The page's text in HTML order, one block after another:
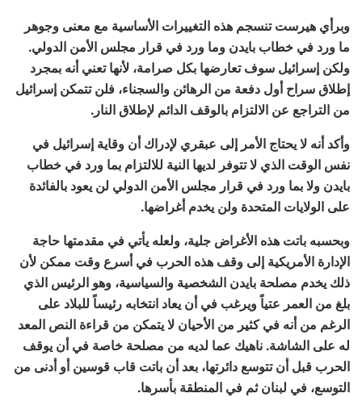
وبرأي هيرست تنسجم هذه التغييرات الأساسية مع معنى وجوهر
ما ورد في خطاب بايدن وما ورد في قرار مجلس الأمن الدولي.
ولكن إسرائيل سوف تعارضها بكل صرامة، لأنها تعني أنه بمجرد
إطلاق سراح أول دفعة من الرهائن والسجناء، فلن تتمكن إسرائيل
من التراجع عن الالتزام بالوقف الدائم لإطلاق النار.
وأكد أنه لا يحتاج الأمر إلى عبقري لإدراك أن وقاية إسرائيل في
نفس الوقت الذي لا تتوفر لديها النية للالتزام بما ورد في خطاب
بايدن ولا بما ورد في قرار مجلس الأمن الدولي لن يعود بالفائدة
على الولايات المتحدة ولن يخدم أغراضها.
وبحسبه باتت هذه الأغراض جلية، ولعله يأتي في مقدمتها حاجة
الإدارة الأمريكية إلى وقف هذه الحرب في أسرع وقت ممكن لأن
ذلك يخدم مصلحة بايدن الشخصية والسياسية، وهو الرئيس الذي
بلغ من العمر عتياً ويرغب في أن يعاد انتخابه رئيساً للبلاد على
الرغم من أنه في كثير من الأحيان لا يتمكن من قراءة النص المعد
له على الشاشة. ناهيك عما لديه من مصلحة خاصة في أن يوقف
الحرب قبل أن تتوسع دائرتها، بعد أن باتت قاب قوسين أو أدنى من
التوسع، في لبنان ثم في المنطقة بأسرها.